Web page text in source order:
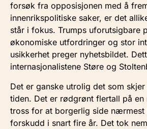
forsøk fra opposisjonen med å
innenrikspolitiske saker, er det
står i fokus. Trumps uforutsigbare
økonomiske utfordringer og stor
usikkerhet preger nyhetsbildet.
internasjonalistene Støre og
Det er ganske utrolig det som
tiden. Det er rødgrønt flertall på en
tross for at borgerlig side nærmest
forskudd i snart fire år. Det tok